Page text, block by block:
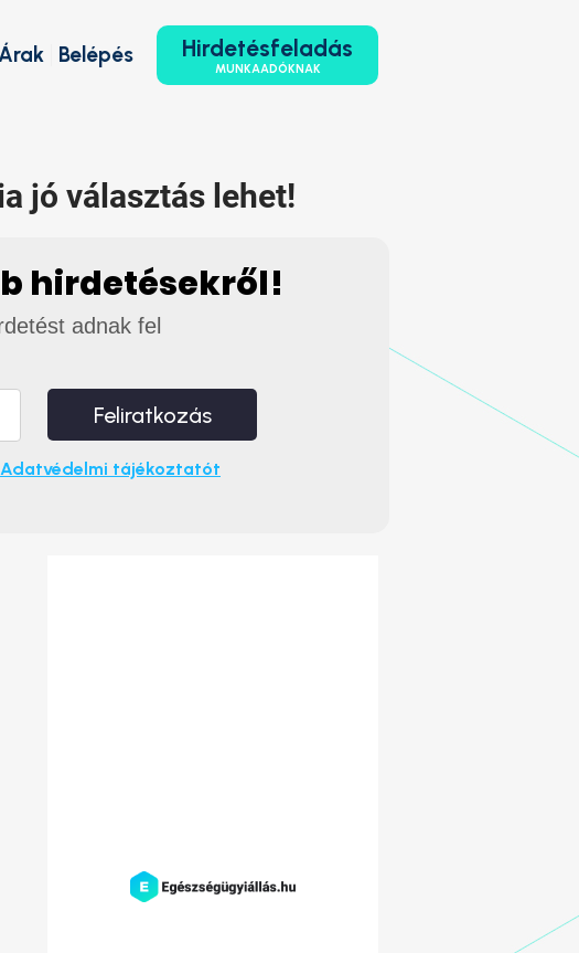
Hirdetésfeladás
MUNKAADÓKNAK
Belépés
Árak
jó választás lehet!
hirdetésekről!
adnak fel
Feliratkozás
Adatvédelmi tájékoztatót